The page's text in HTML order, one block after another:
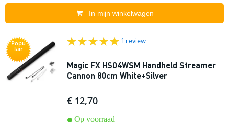
In mijn winkelwagen
Popu
lair
1 review
Magic FX HS04WSM Handheld Streamer
Cannon 80cm White+Silver
€ 12,70
Op voorraad